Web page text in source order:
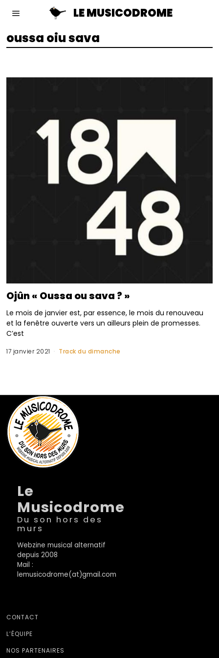
LE MUSICODROME
oussa oiu sava
Ojûn « Oussa ou sava ? »
Le mois de janvier est, par essence, le mois du renouveau
et la fenêtre ouverte vers un ailleurs plein de promesses.
C’est
17 janvier 2021 Track du dimanche
Le
Musicodrome
Du son hors des
murs
Webzine musical alternatif
depuis 2008
Mail :
lemusicodrome(at)gmail.com
CONTACT
L’ÉQUIPE
NOS PARTENAIRES